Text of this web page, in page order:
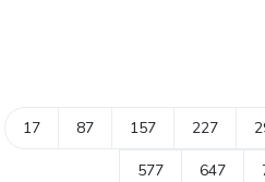
17 87 157 227
577 647